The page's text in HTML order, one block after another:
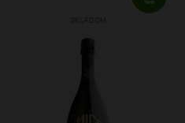
SKLADOM